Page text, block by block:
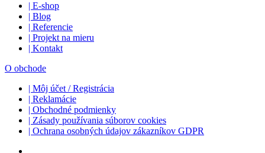
| E-shop
| Blog
| Referencie
| Projekt na mieru
| Kontakt
O obchode
| Môj účet / Registrácia
| Reklamácie
| Obchodné podmienky
| Zásady používania súborov cookies
| Ochrana osobných údajov zákazníkov GDPR